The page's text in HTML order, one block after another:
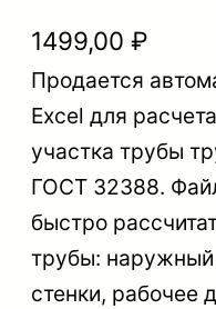
1499,00 ₽
Продается
Excel для
участка трубы
ГОСТ 32388.
быстро
трубы:
стенки, рабочее